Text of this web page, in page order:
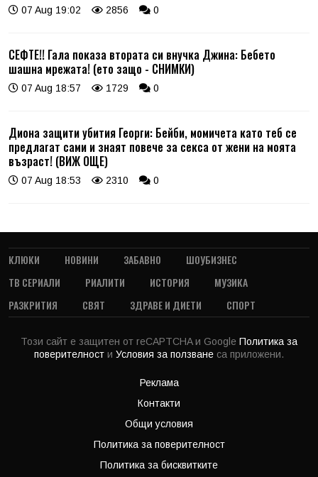
07 Aug 19:02 2856 0
СЕФТЕ!! Гала показа втората си внучка Джина: Бебето
шашна мрежата! (ето защо - СНИМКИ)
07 Aug 18:57 1729 0
Диона защити убития Георги: Бейби, момичета като теб се
предлагат сами и знаят повече за секса от жени на моята
възраст! (ВИЖ ОЩЕ)
07 Aug 18:53 2310 0
КЛЮКИ НОВИНИ ЗАБАВНО
ШОУБИЗНЕС
ТВ СЕРИАЛИ
РИАЛИТИ ИСТОРИЯ
МУЗИКА
РАЗКРИТИЯ
СВЯТ ЗДРАВЕ И ДИЕТИ СПОРТ
Този сайт е защитен от reCAPTCHA и Google Политика за
поверителност и Условия за ползване са приложени.
Реклама
Контакти
Общи условия
Политика за поверителност
Политика за бисквитките